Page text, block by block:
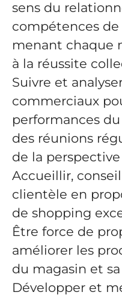
sens du
compétences
menant chaque
à la réussite
Suivre et
commerciaux
performances
des réunions
de la
Accueillir,
clientèle en
de shopping
Être force de
améliorer les
du magasin et
Développer et